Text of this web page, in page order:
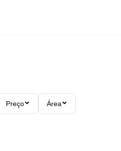
Preço Área